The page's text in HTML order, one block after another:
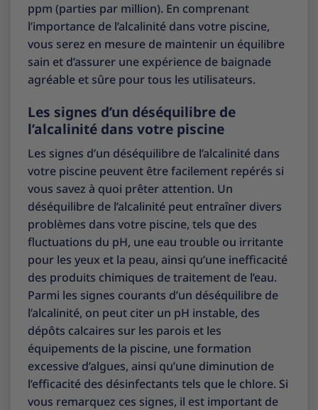
ppm (parties par million). En comprenant
l’importance de l’alcalinité dans votre piscine,
vous serez en mesure de maintenir un équilibre
sain et d’assurer une expérience de baignade
agréable et sûre pour tous les utilisateurs.
Les signes d’un déséquilibre de
l’alcalinité dans votre piscine
Les signes d’un déséquilibre de l’alcalinité dans
votre piscine peuvent être facilement repérés si
vous savez à quoi prêter attention. Un
déséquilibre de l’alcalinité peut entraîner divers
problèmes dans votre piscine, tels que des
fluctuations du pH, une eau trouble ou irritante
pour les yeux et la peau, ainsi qu’une inefficacité
des produits chimiques de traitement de l’eau.
Parmi les signes courants d’un déséquilibre de
l’alcalinité, on peut citer un pH instable, des
dépôts calcaires sur les parois et les
équipements de la piscine, une formation
excessive d’algues, ainsi qu’une diminution de
l’efficacité des désinfectants tels que le chlore. Si
vous remarquez ces signes, il est important de